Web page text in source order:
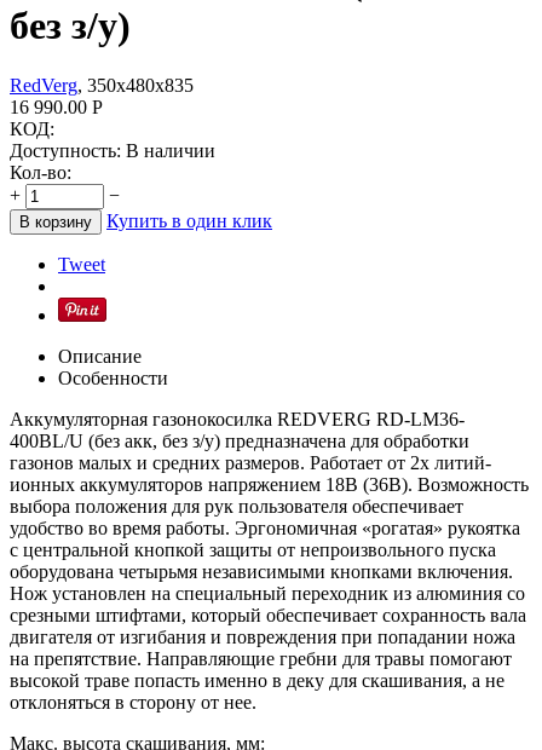
без з/у)
RedVerg, 350х480х835
16 990.00 Р
КОД:
Доступность: В наличии
Кол-во:
+
−
В корзину Купить в один клик
Tweet
Описание
Особенности
Аккумуляторная газонокосилка REDVERG RD-LM36-
400BL/U (без акк, без з/у) предназначена для обработки
газонов малых и средних размеров. Работает от 2х литий-
ионных аккумуляторов напряжением 18В (36В). Возможность
выбора положения для рук пользователя обеспечивает
удобство во время работы. Эргономичная «рогатая» рукоятка
с центральной кнопкой защиты от непроизвольного пуска
оборудована четырьмя независимыми кнопками включения.
Нож установлен на специальный переходник из алюминия со
срезными штифтами, который обеспечивает сохранность вала
двигателя от изгибания и повреждения при попадании ножа
на препятствие. Направляющие гребни для травы помогают
высокой траве попасть именно в деку для скашивания, а не
отклоняться в сторону от нее.
Макс. высота скашивания, мм: